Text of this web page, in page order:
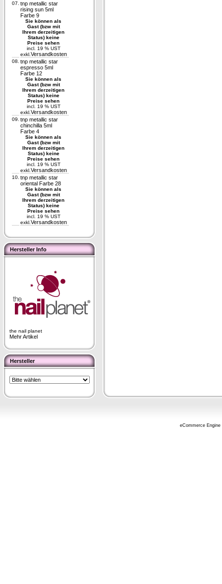
07. tnp metallic star
rising sun 5ml
Farbe 9
Sie können als
Gast (bzw mit
Ihrem derzeitigen
Status) keine
Preise sehen
incl. 19 % UST
exkl. Versandkosten
08. tnp metallic star
espresso 5ml
Farbe 12
Sie können als
Gast (bzw mit
Ihrem derzeitigen
Status) keine
Preise sehen
incl. 19 % UST
exkl. Versandkosten
09. tnp metallic star
chinchilla 5ml
Farbe 4
Sie können als
Gast (bzw mit
Ihrem derzeitigen
Status) keine
Preise sehen
incl. 19 % UST
exkl. Versandkosten
10. tnp metallic star
oriental Farbe 28
Sie können als
Gast (bzw mit
Ihrem derzeitigen
Status) keine
Preise sehen
incl. 19 % UST
exkl. Versandkosten
Hersteller Info
the nail planet
Mehr Artikel
Hersteller
eCommerce